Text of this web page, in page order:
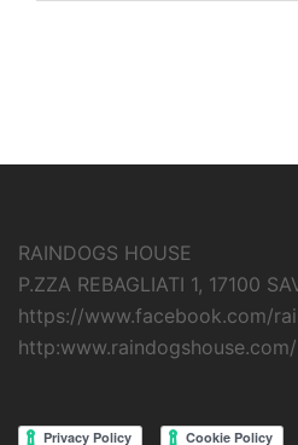
RAINDOGS HOUSE
P.ZZA REBAGLIATI 1, 17100
https://www.facebook.com/
http:www.raindogshouse.com/